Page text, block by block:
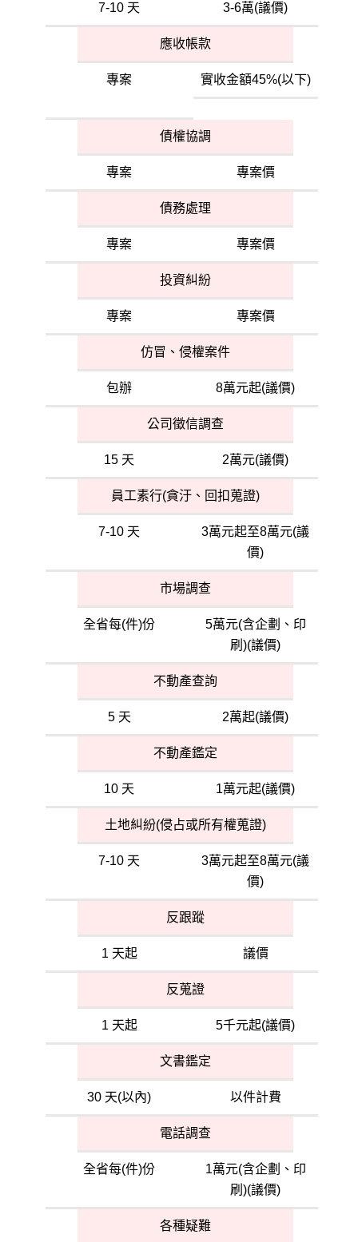
7-10 天 3-6萬(議價)
應收帳款
專案 實收金額45%(以下)
債權協調
專案 專案價
債務處理
專案 專案價
投資糾紛
專案 專案價
仿冒、侵權案件
包辦 8萬元起(議價)
公司徵信調查
15 天 2萬元(議價)
員工素行(貪汙、回扣蒐證)
7-10 天
3萬元起至8萬元(議
價)
市場調查
全省每(件)份
5萬元(含企劃、印
刷)(議價)
不動產查詢
5 天 2萬起(議價)
不動產鑑定
10 天 1萬元起(議價)
土地糾紛(侵占或所有權蒐證)
7-10 天
3萬元起至8萬元(議
價)
反跟蹤
1 天起 議價
反蒐證
1 天起 5千元起(議價)
文書鑑定
30 天(以內) 以件計費
電話調查
全省每(件)份
1萬元(含企劃、印
刷)(議價)
各種疑難